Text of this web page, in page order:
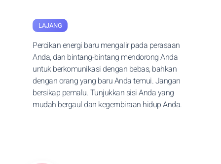
LAJANG
Percikan energi baru mengalir pada perasaan
Anda, dan bintang-bintang mendorong Anda
untuk berkomunikasi dengan bebas, bahkan
dengan orang yang baru Anda temui. Jangan
bersikap pemalu. Tunjukkan sisi Anda yang
mudah bergaul dan kegembiraan hidup Anda.